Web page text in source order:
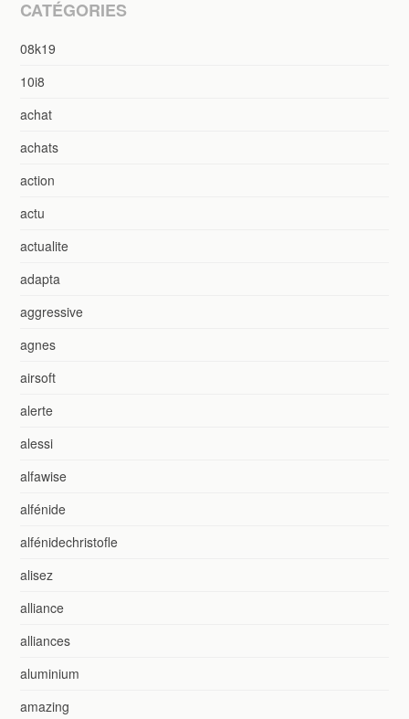
CATÉGORIES
08k19
10i8
achat
achats
action
actu
actualite
adapta
aggressive
agnes
airsoft
alerte
alessi
alfawise
alfénide
alfénidechristofle
alisez
alliance
alliances
aluminium
amazing